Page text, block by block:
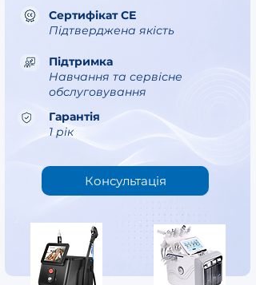
Сертифікат СЕ
Підтверджена якість
Гарантія
1 рік
Підтримка
Навчання та сервісне
обслуговування
Консультація